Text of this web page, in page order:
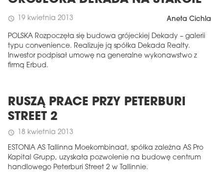
schedule 19 kwietnia 2013 Aneta Cichla
POLSKA Rozpoczęła się budowa grójeckiej Dekady – galerii
typu convenience. Realizuje ją spółka Dekada Realty.
Inwestor podpisał umowę na generalne wykonawstwo z
firmą Erbud.
RUSZĄ PRACE PRZY PETERBURI
STREET 2
schedule 18 kwietnia 2013
ESTONIA AS Tallinna Moekombinaat, spółka zależna AS Pro
Kapital Grupp, uzyskała pozwolenie na budowę centrum
handlowego Peterburi Street 2 w Tallinnie.